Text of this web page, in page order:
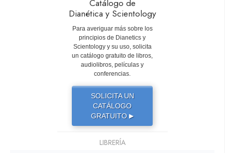
Catálogo de
Dianética y Scientology
Para averiguar más sobre los
principios de Dianetics y
Scientology y su uso, solicita
un catálogo gratuito de libros,
audiolibros, películas y
conferencias.
SOLICITA UN
CATÁLOGO
GRATUITO ▶
LIBRERÍA